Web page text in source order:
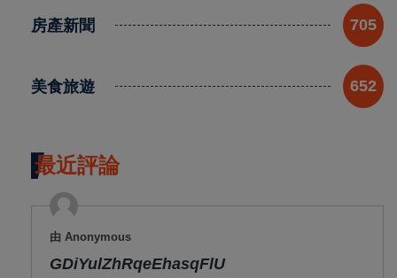
房產新聞 705
美食旅遊 652
最近評論
由 Anonymous
GDiYulZhRqeEhasqFlU